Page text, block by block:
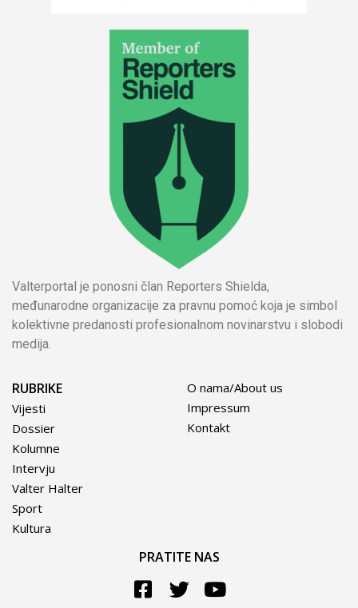
Valterportal je ponosni član Reporters Shielda,
međunarodne organizacije za pravnu pomoć koja je simbol
kolektivne predanosti profesionalnom novinarstvu i slobodi
medija.
RUBRIKE
Vijesti
Dossier
Kolumne
Intervju
Valter Halter
Sport
Kultura
O nama/About us
Impressum
Kontakt
PRATITE NAS